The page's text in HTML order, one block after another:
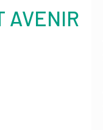
AVENIR